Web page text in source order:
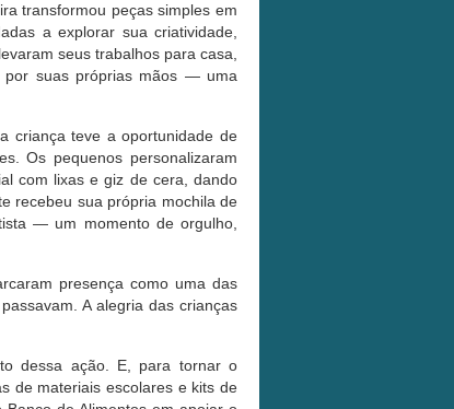
transformou peças simples em
a explorar sua criatividade,
seus trabalhos para casa,
por suas próprias mãos — uma
criança teve a oportunidade de
Os pequenos personalizaram
com lixas e giz de cera, dando
recebeu sua própria mochila de
— um momento de orgulho,
presença como uma das
A alegria das crianças
dessa ação. E, para tornar o
de materiais escolares e kits de